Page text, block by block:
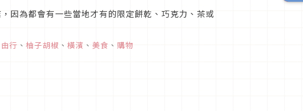
因為都會有一些當地才有的限定餅乾、巧克力、茶或
行 、 柚子胡椒 、 橫濱 、 美食 、 購物